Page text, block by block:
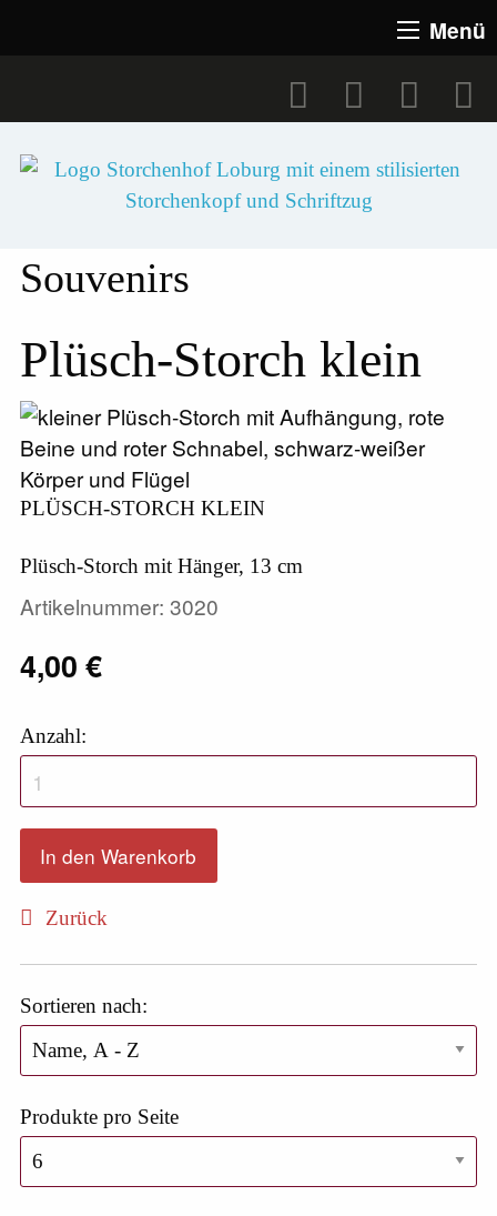
Menü
Souvenirs
Plüsch-Storch klein
PLÜSCH-STORCH KLEIN
Plüsch-Storch mit Hänger, 13 cm
Artikelnummer: 3020
4,00 €
Anzahl:
Zurück
Sortieren nach:
Produkte pro Seite